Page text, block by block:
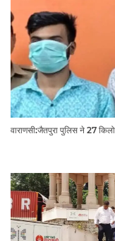
वाराणसी:जैतपुरा पुलिस ने 27